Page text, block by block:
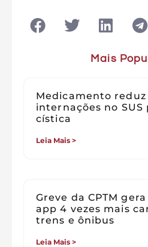
Mais
Medicamento reduz
internações no SUS
cística
Leia Mais >
Greve da CPTM
app 4 vezes mais
trens e ônibus
Leia Mais >